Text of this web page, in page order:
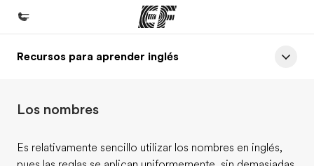
Inicio
Programas
Recursos para aprender inglés
Los nombres
Es relativamente sencillo utilizar los nombres en inglés,